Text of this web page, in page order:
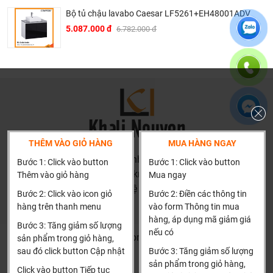
Giá thành phù hợp: Giá sản phẩm của chúng tôi không
phải là rẻ nhất, chúng tôi có những dịch vụ được thiết kế
riêng cho ngành nghề này nó thực sự cần thiết và có giá
trị với khách hàng, điều đó giúp chúng tôi là đơn vị có giá
bán tốt nhất trong thị trường so với sản phẩm + dịch vụ
mà khách hàng nhận được. Bời vì Khali Nguyễn muốn
trở thành tri kỷ của ngôi nhà bạn.
Bộ tủ chậu lavabo Caesar LF5261+EH48001ADV
5.087.000 đ 6.782.000 đ
THÊM VÀO GIỎ HÀNG
Bước 1: Click vào button
Thêm vào giỏ hàng
Bước 2: Click vào icon giỏ
hàng trên thanh menu
Bước 3: Tăng giảm số lượng
sản phẩm trong giỏ hàng,
sau đó click button Cập nhật
Click vào button Tiếp tục
MUA HÀNG NGAY
Bước 1: Click vào button
Mua ngay
Bước 2: Điền các thông tin
vào form Thông tin mua
hàng, áp dụng mã giảm giá
nếu có
Bước 3: Tăng giảm số lượng
sản phẩm trong giỏ hàng,
HN: số 160 đường Văn Minh, Di Trạch, Hoài Đức, Hà Nội
(Cách đại học công nghiệp 1 km)
HCM và các tỉnh khác: Liên hệ hotline để được hướng dẫn
đặt hàng
Khalinguyen.vn@gmail.com
0904501766